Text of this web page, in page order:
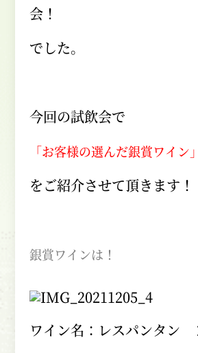
会！
でした。
今回の試飲会で
「お客様の選んだ銀賞ワイン」
をご紹介させて頂きます！
銀賞ワインは！
ワイン名：レスパンタン